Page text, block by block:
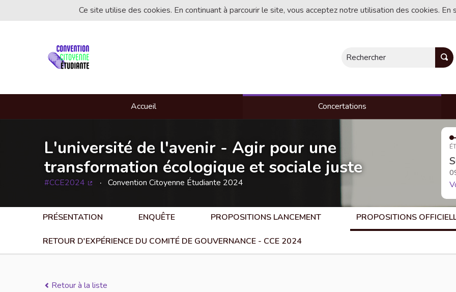
Ce site utilise des cookies. En continuant à parcourir le site, vous acceptez notre utilisation des cookies.
Rechercher
Accueil Concertations
L'université de l'avenir - Agir pour une
transformation écologique et sociale juste
#CCE2024 Convention Citoyenne Étudiante 2024
PRÉSENTATION ENQUÊTE PROPOSITIONS LANCEMENT PROPOSITIONS
RETOUR D'EXPÉRIENCE DU COMITÉ DE GOUVERNANCE - CCE 2024
Retour à la liste